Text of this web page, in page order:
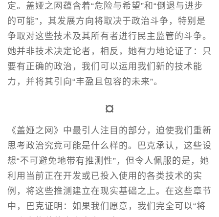
定。盖娅之网蕴含着“危险与希望”和“倒退与进步
的可能”，其发展方向将取决于政治斗争，特别是
争取对这些技术及其所有者进行民主监管的斗争。
她并非技术决定论者，相反，她有力地论证了：只
要有正确的政治，我们可以运用我们新的技术能
力，并将其引向“丰盈且包容的未来”。
¤
《盖娅之网》中最引人注目的部分，迫使我们重新
思考政治究竟可能是什么样的。巴克承认，这些设
想“不可避免地带有推测性”，但令人佩服的是，她
利用当前正在开发或已投入使用的各类技术的实
例，将这些推测建立在现实基础之上。在这些章节
中，巴克证明：如果我们愿意，我们完全可以“将